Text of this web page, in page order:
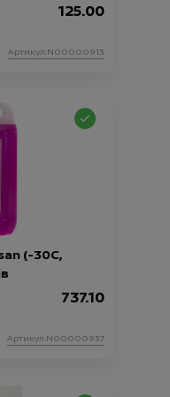
125.00
Артикул:N00000913
(-30C,
737.10
Артикул:N00000937